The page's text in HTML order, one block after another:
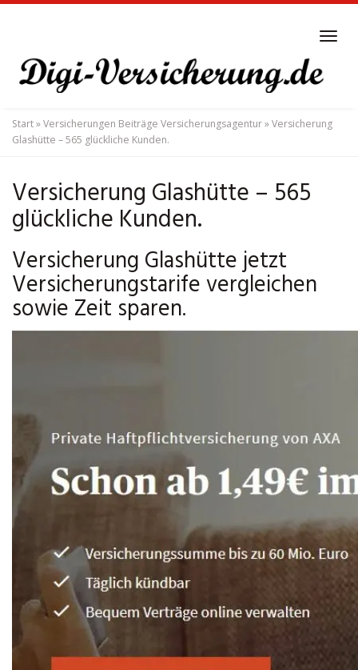
main
content
Start»Versicherungen Beiträge Versicherungsagentur»Versicherung
Glashütte – 565 glückliche Kunden.
Versicherung Glashütte – 565
glückliche Kunden.
Versicherung Glashütte jetzt
Versicherungstarife vergleichen
sowie Zeit sparen.